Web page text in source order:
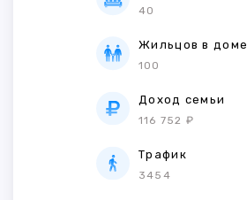
40
Жильцов в доме
100
Доход семьи
116 752 ₽
Трафик
3454